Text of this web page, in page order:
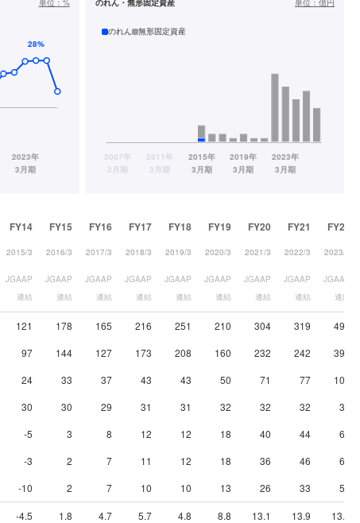
単位： % のれん・無形固定資産 単位： 億円
のれん 無形固定資産
FY14 FY15 FY16 FY17 FY18 FY19 FY20 FY21 FY22
2015/3 2016/3 2017/3 2018/3 2019/3 2020/3 2021/3 2022/3 2023/3
JGAAP
連結
JGAAP
連結
JGAAP
連結
JGAAP
連結
JGAAP
連結
JGAAP
連結
JGAAP
連結
JGAAP
連結
JGAAP
連結
121 178 165 216 251 210 304 319 496
97 144 127 173 208 160 232 242 392
24 33 37 43 43 50 71 77 104
30 30 29 31 31 32 32 32 38
-5 3 8 12 12 18 40 44 66
-3 2 7 11 12 18 36 46 64
-10 2 7 10 10 13 26 33 58
-4.5 1.8 4.7 5.7 4.8 8.8 13.1 13.9 13.2